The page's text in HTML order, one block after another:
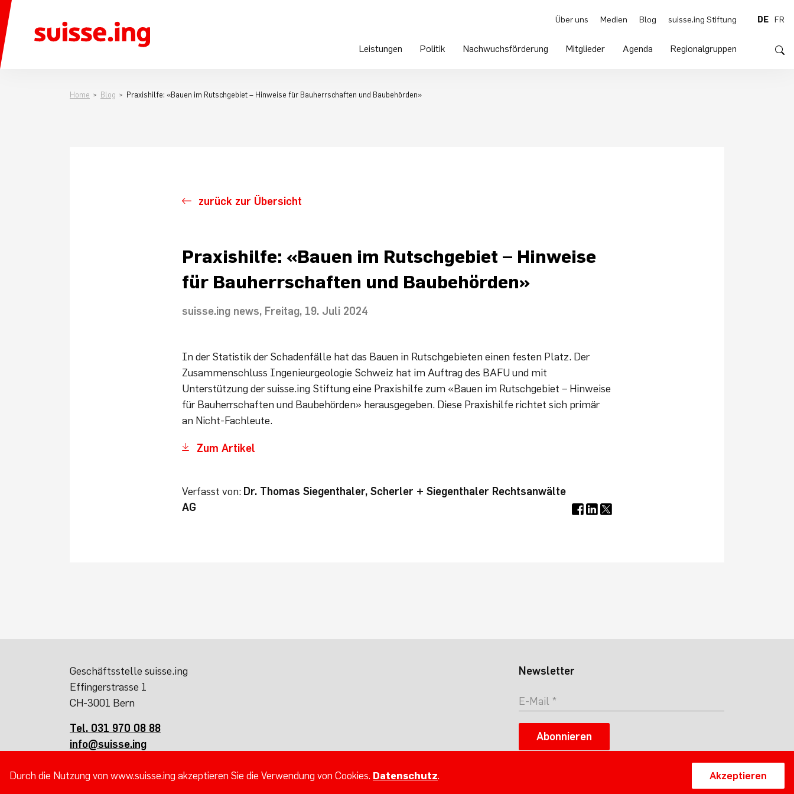
Leistungen Politik Nachwuchsförderung Mitglieder Agenda Regionalgruppen
Über uns Medien Blog suisse.ing Stiftung DE FR
Home Blog Praxishilfe: «Bauen im Rutschgebiet – Hinweise für Bauherrschaften und Baubehörden»
zurück zur Übersicht
Praxishilfe: «Bauen im Rutschgebiet – Hinweise
für Bauherrschaften und Baubehörden»
suisse.ing news Freitag, 19. Juli 2024
In der Statistik der Schadenfälle hat das Bauen in Rutschgebieten einen festen Platz. Der
Zusammenschluss Ingenieurgeologie Schweiz hat im Auftrag des BAFU und mit
Unterstützung der suisse.ing Stiftung eine Praxishilfe zum «Bauen im Rutschgebiet – Hinweise
für Bauherrschaften und Baubehörden» herausgegeben. Diese Praxishilfe richtet sich primär
an Nicht-Fachleute.
Zum Artikel
Verfasst von: Dr. Thomas Siegenthaler, Scherler + Siegenthaler Rechtsanwälte
AG
Geschäftsstelle suisse.ing
Effingerstrasse 1
CH-3001 Bern
Tel. 031 970 08 88
info@suisse.ing
Newsletter
Abonnieren
Datenschutz
Durch die Nutzung von www.suisse.ing akzeptieren Sie die Verwendung von Cookies. Datenschutz. Akzeptieren